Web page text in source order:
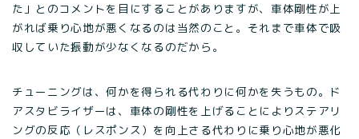
た」とのコメントを目にすることがありますが、車体剛性が上
がれば乗り心地が悪くなるのは当然のこと。それまで車体で吸
収していた振動が少なくなるのだから。
チューニングは、何かを得られる代わりに何かを失うもの。ド
アスタビライザーは、車体の剛性を上げることによりステアリ
ングの反応（レスポンス）を向上さる代わりに乗り心地が悪化